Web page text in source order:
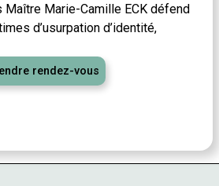
Maître Marie-Camille ECK défend
d’usurpation d’identité,
rendez-vous